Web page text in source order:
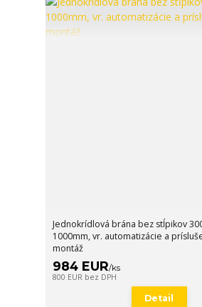
Jednokrídlová brána bez stĺpikov
1000mm, vr. automatizácie a
montáž
984 EUR/ks
800 EUR bez DPH
Detail